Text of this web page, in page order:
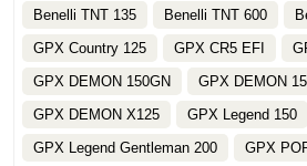
Benelli TNT 135 Benelli TNT 600
GPX Country 125
GPX CR5 EFI
GPX DEMON 150GN
GPX DEMON
GPX DEMON X125
GPX Legend 150
GPX Legend Gentleman 200
GPX